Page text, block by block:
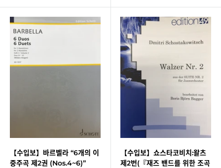
격
격
【수입보】바르벨라 “6개의 이
중주곡 제2권 (Nos.4~6)”
【수입보】쇼스타코비치:왈츠
제2번(『재즈 밴드를 위한 조곡